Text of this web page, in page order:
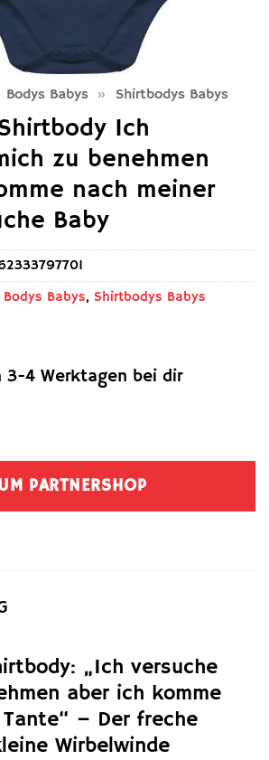
Bodys Babys » Shirtbodys Babys
Ich
zu benehmen
nach meiner
Baby
3-4 Werktagen bei dir
PARTNERSHOP
Bodys Babys, Shirtbodys Babys
„Ich versuche
aber ich komme
– Der freche
Wirbelwinde